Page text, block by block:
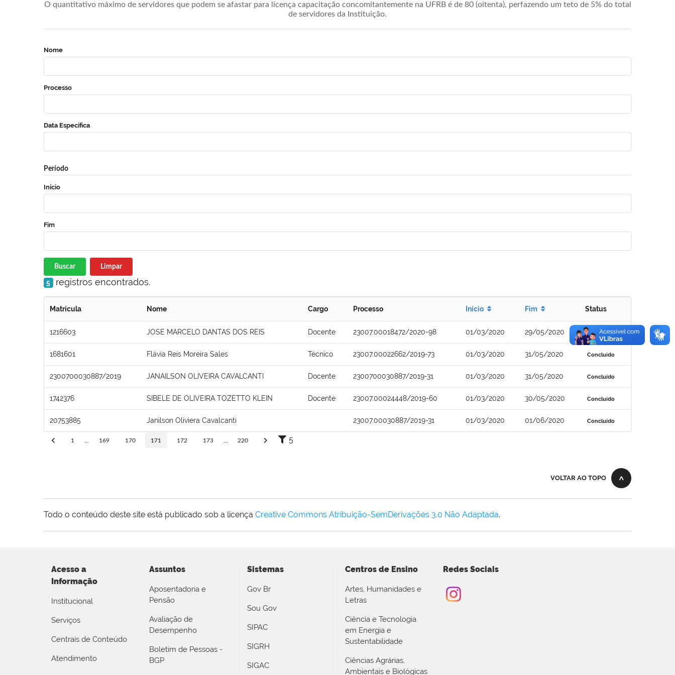
O quantitativo máximo de servidores que podem se afastar para licença capacitação concomitantemente na UFRB é de 80 (oitenta), perfazendo um teto de 5% do total
de servidores da Instituição.
Nome
Processo
Data Específica
Período
Início
Fim
Buscar Limpar
5 registros encontrados.
Matrícula Nome Cargo Processo Início Fim Status
1216603 JOSE MARCELO DANTAS DOS REIS Docente 23007.00018472/2020-98 01/03/2020 29/05/2020 Concluído
1681601 Flávia Reis Moreira Sales Técnico 23007.00022662/2019-73 01/03/2020 31/05/2020 Concluído
2300700030887/2019 JANAILSON OLIVEIRA CAVALCANTI Docente 2300700030887/2019-31 01/03/2020 31/05/2020 Concluído
1742376 SIBELE DE OLIVEIRA TOZETTO KLEIN Docente 23007.00024448/2019-60 01/03/2020 30/05/2020 Concluído
20753885 Janilson Oliviera Cavalcanti 23007.00030887/2019-31 01/03/2020 01/06/2020 Concluído
1 169 170 171 172 173 220 5
VOLTAR AO TOPO
Todo o conteúdo deste site está publicado sob a licença Creative Commons Atribuição-SemDerivações 3.0 Não Adaptada.
Acesso a
Informação
Institucional
Serviços
Centrais de Conteúdo
Atendimento
Assuntos
Aposentadoria e
Pensão
Avaliação de
Desempenho
Boletim de Pessoas -
BGP
Sistemas
Gov Br
Sou Gov
SIPAC
SIGRH
SIGAC
Centros de Ensino
Artes, Humanidades e
Letras
Ciência e Tecnologia
em Energia e
Sustentabilidade
Ciências Agrárias,
Ambientais e Biológicas
Redes Sociais